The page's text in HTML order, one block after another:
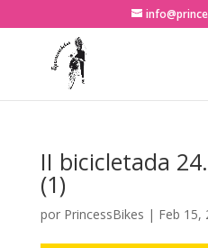
II bicicletada
(1)
por PrincessBikes | Feb 15,